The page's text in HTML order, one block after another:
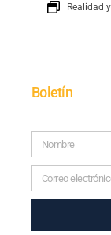
Realidad
Boletín